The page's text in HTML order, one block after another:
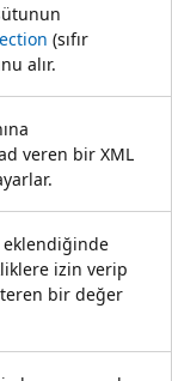
(sıfır
alır.
veren bir XML
eklendiğinde
izin verip
bir değer